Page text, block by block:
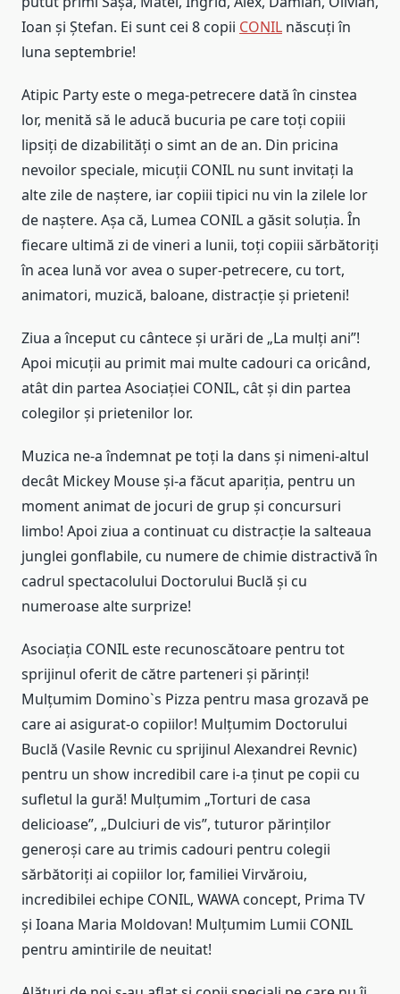
Ioan și Ștefan. Ei sunt cei 8 copii CONIL născuți în
luna septembrie!
Atipic Party este o mega-petrecere dată în cinstea
lor, menită să le aducă bucuria pe care toți copiii
lipsiți de dizabilități o simt an de an. Din pricina
nevoilor speciale, micuții CONIL nu sunt invitați la
alte zile de naștere, iar copiii tipici nu vin la zilele lor
de naștere. Așa că, Lumea CONIL a găsit soluția. În
fiecare ultimă zi de vineri a lunii, toți copiii sărbătoriți
în acea lună vor avea o super-petrecere, cu tort,
animatori, muzică, baloane, distracție și prieteni!
Ziua a început cu cântece și urări de „La mulți ani”!
Apoi micuții au primit mai multe cadouri ca oricând,
atât din partea Asociației CONIL, cât și din partea
colegilor și prietenilor lor.
Muzica ne-a îndemnat pe toți la dans și nimeni-altul
decât Mickey Mouse și-a făcut apariția, pentru un
moment animat de jocuri de grup și concursuri
limbo! Apoi ziua a continuat cu distracție la salteaua
junglei gonflabile, cu numere de chimie distractivă în
cadrul spectacolului Doctorului Buclă și cu
numeroase alte surprize!
Asociația CONIL este recunoscătoare pentru tot
sprijinul oferit de către parteneri și părinți!
Mulțumim Domino`s Pizza pentru masa grozavă pe
care ai asigurat-o copiilor! Mulțumim Doctorului
Buclă (Vasile Revnic cu sprijinul Alexandrei Revnic)
pentru un show incredibil care i-a ținut pe copii cu
sufletul la gură! Mulțumim „Torturi de casa
delicioase”, „Dulciuri de vis”, tuturor părinților
generoși care au trimis cadouri pentru colegii
sărbătoriți ai copiilor lor, familiei Virvăroiu,
incredibilei echipe CONIL, WAWA concept, Prima TV
și Ioana Maria Moldovan! Mulțumim Lumii CONIL
pentru amintirile de neuitat!